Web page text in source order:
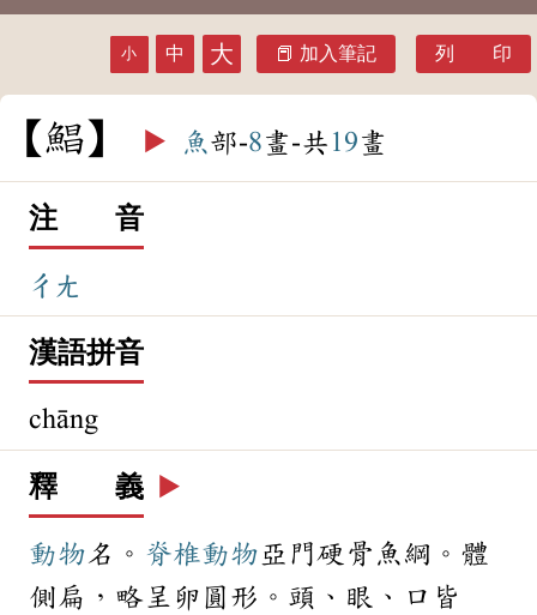
小 中 大 加入筆記 列 印
鯧 ▶️ 魚部-8畫-共 19畫
注 音
ㄔㄤ
漢語拼音
chāng
釋 義 ▶️
動物 名。 脊椎動物 亞門硬骨魚綱。體
側扁，略呈卵圓形。頭、眼、口皆